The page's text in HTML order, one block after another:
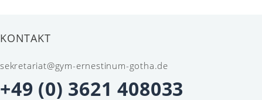
KONTAKT
sekretariat@gym-ernestinum-gotha.de
+49 (0) 3621 408033